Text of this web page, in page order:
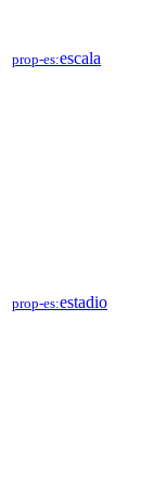
prop-es:escala
prop-es:estadio